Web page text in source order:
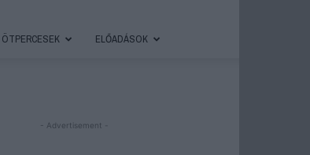
ÖTPERCESEK ELŐADÁSOK
- Advertisement -